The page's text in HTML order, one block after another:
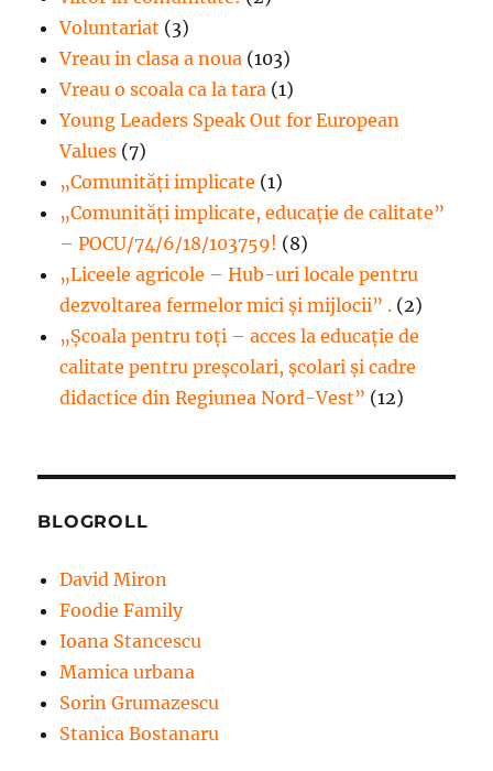
Voluntariat (3)
Vreau in clasa a noua (103)
Vreau o scoala ca la tara (1)
Young Leaders Speak Out for European
Values (7)
„Comunități implicate (1)
„Comunități implicate, educație de calitate”
– POCU/74/6/18/103759! (8)
„Liceele agricole – Hub-uri locale pentru
dezvoltarea fermelor mici şi mijlocii” . (2)
„Școala pentru toți – acces la educație de
calitate pentru preșcolari, școlari și cadre
didactice din Regiunea Nord-Vest” (12)
BLOGROLL
David Miron
Foodie Family
Ioana Stancescu
Mamica urbana
Sorin Grumazescu
Stanica Bostanaru